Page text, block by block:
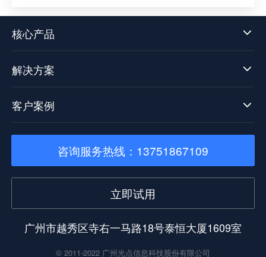
台技术发展迈向了新阶段。
核心产品
解决方案
客户案例
咨询服务热线：13751867109
立即试用
广州市越秀区寺右一马路18号泰恒大厦1609室
© 2011-2022 广州光点信息科技股份有限公司